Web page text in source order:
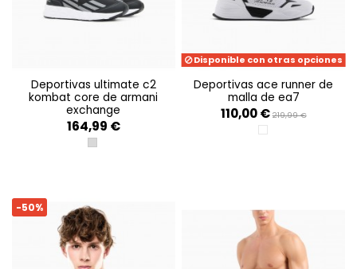
deportivas ultimate c2
kombat core de armani
exchange
164,99 €
BLACK+SILVER
Disponible con otras opciones
deportivas ace runner de
malla de ea7
110,00 € 219,99 €
OPT.WHITE+BLACK
-50%